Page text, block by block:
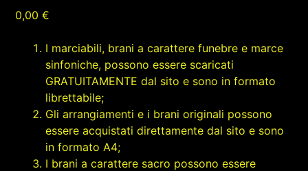
0,00€
I marciabili, brani a carattere funebre e marce
sinfoniche, possono essere scaricati
GRATUITAMENTE dal sito e sono in formato
librettabile;
Gli arrangiamenti e i brani originali possono
essere acquistati direttamente dal sito e sono
in formato A4;
I brani a carattere sacro possono essere